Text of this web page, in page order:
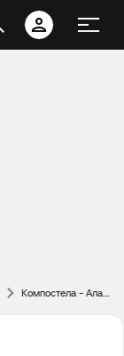
Компостела - Алавес: обзор матча